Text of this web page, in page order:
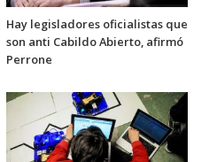
Hay legisladores oficialistas que
son anti Cabildo Abierto, afirmó
Perrone